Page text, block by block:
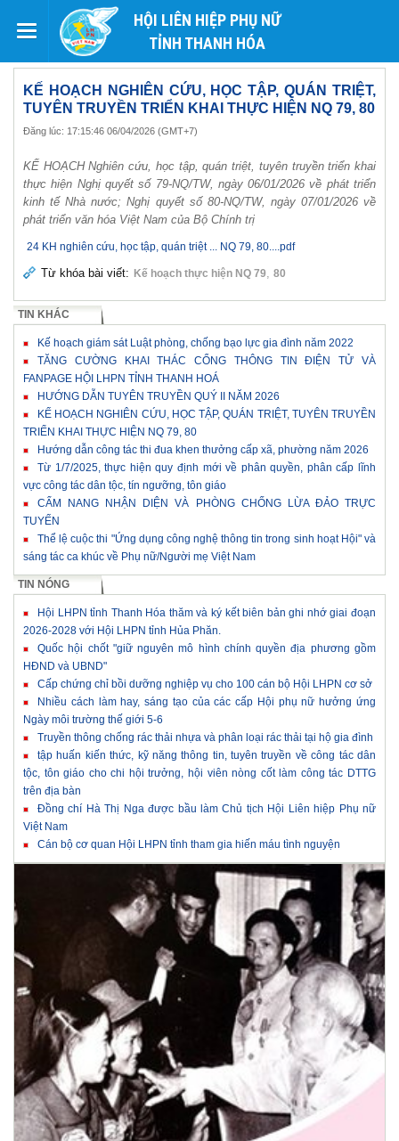
HỘI LIÊN HIỆP PHỤ NỮ
TỈNH THANH HÓA
KẾ HOẠCH NGHIÊN CỨU, HỌC TẬP, QUÁN TRIỆT,
TUYÊN TRUYỀN TRIỂN KHAI THỰC HIỆN NQ 79, 80
Đăng lúc: 17:15:46 06/04/2026 (GMT+7)
KẾ HOẠCH Nghiên cứu, học tập, quán triệt, tuyên truyền triển khai
thực hiện Nghị quyết số 79-NQ/TW, ngày 06/01/2026 về phát triển
kinh tế Nhà nước; Nghị quyết số 80-NQ/TW, ngày 07/01/2026 về
phát triển văn hóa Việt Nam của Bộ Chính trị
24 KH nghiên cứu, học tập, quán triệt ... NQ 79, 80....pdf
Từ khóa bài viết: Kế hoạch thực hiện NQ 79, 80
TIN KHÁC
Kế hoạch giám sát Luật phòng, chống bạo lực gia đình năm 2022
TĂNG CƯỜNG KHAI THÁC CỔNG THÔNG TIN ĐIỆN TỬ VÀ
FANPAGE HỘI LHPN TỈNH THANH HOÁ
HƯỚNG DẪN TUYÊN TRUYỀN QUÝ II NĂM 2026
KẾ HOẠCH NGHIÊN CỨU, HỌC TẬP, QUÁN TRIỆT, TUYÊN TRUYỀN
TRIỂN KHAI THỰC HIỆN NQ 79, 80
Hướng dẫn công tác thi đua khen thưởng cấp xã, phường năm 2026
Từ 1/7/2025, thực hiện quy định mới về phân quyền, phân cấp lĩnh
vực công tác dân tộc, tín ngưỡng, tôn giáo
CẨM NANG NHẬN DIỆN VÀ PHÒNG CHỐNG LỪA ĐẢO TRỰC
TUYẾN
Thể lệ cuộc thi "Ứng dụng công nghệ thông tin trong sinh hoạt Hội" và
sáng tác ca khúc về Phụ nữ/Người mẹ Việt Nam
TIN NÓNG
Hội LHPN tỉnh Thanh Hóa thăm và ký kết biên bản ghi nhớ giai đoạn
2026-2028 với Hội LHPN tỉnh Hủa Phăn.
Quốc hội chốt "giữ nguyên mô hình chính quyền địa phương gồm
HĐND và UBND"
Cấp chứng chỉ bồi dưỡng nghiệp vụ cho 100 cán bộ Hội LHPN cơ sở
Nhiều cách làm hay, sáng tạo của các cấp Hội phụ nữ hưởng ứng
Ngày môi trường thế giới 5-6
Truyền thông chống rác thải nhựa và phân loại rác thải tại hộ gia đình
tập huấn kiến thức, kỹ năng thông tin, tuyên truyền về công tác dân
tộc, tôn giáo cho chi hội trưởng, hội viên nòng cốt làm công tác DTTG
trên địa bàn
Đồng chí Hà Thị Nga được bầu làm Chủ tịch Hội Liên hiệp Phụ nữ
Việt Nam
Cán bộ cơ quan Hội LHPN tỉnh tham gia hiến máu tình nguyện